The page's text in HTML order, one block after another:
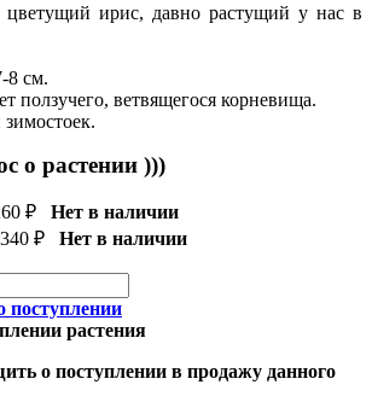
ирис, давно растущий у нас в
8 см.
ползучего, ветвящегося корневища.
о растении )))
₽
Нет в наличии
340 ₽ Нет в наличии
растения
о поступлении в продажу данного